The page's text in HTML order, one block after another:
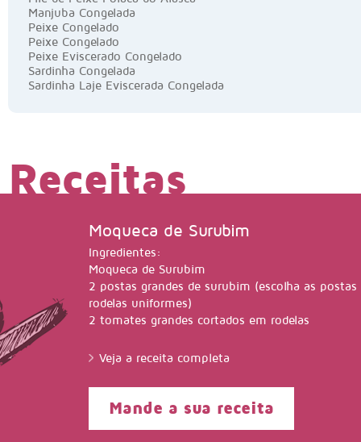
Manjuba Congelada
Peixe Congelado
Peixe Congelado
Peixe Eviscerado Congelado
Sardinha Congelada
Sardinha Laje Eviscerada Congelada
Receitas
Moqueca de Surubim
Ingredientes:
Moqueca de Surubim
2 postas grandes de surubim (escolha as postas
rodelas uniformes)
2 tomates grandes cortados em rodelas
1 pimentão verde grande cortado em rodelas
1/2 maço de coentro em folhas sem os talinhos
2 dentes de alho fatiados bem fininhos
Veja a receita completa
Mande a sua receita